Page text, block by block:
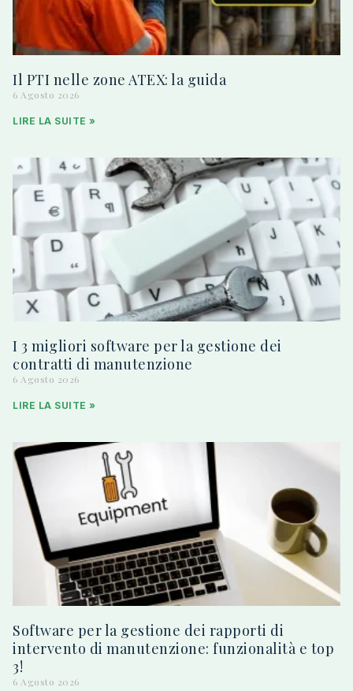
Il PTI nelle zone ATEX: la guida
6 Agosto 2026
LIRE LA SUITE »
I 3 migliori software per la gestione dei
contratti di manutenzione
6 Agosto 2026
LIRE LA SUITE »
Software per la gestione dei rapporti di
intervento di manutenzione: funzionalità e top
3!
6 Agosto 2026